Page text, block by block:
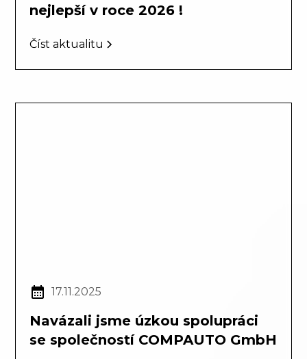
nejlepší v roce 2026 !
Číst aktualitu
17.11.2025
Navázali jsme úzkou spolupráci
se společností COMPAUTO GmbH